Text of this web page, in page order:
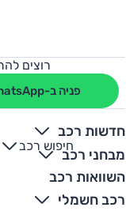
רוצים
פניה ב-WhatsApp
חדשות רכב
מבחני רכב
השוואות רכב
רכב חשמלי
חיפוש רכב
+
-